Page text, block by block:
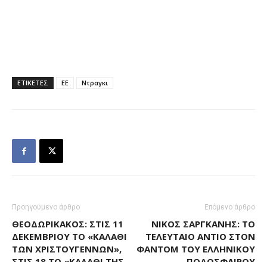
ΕΤΙΚΕΤΕΣ ΕΕ Ντραγκι
Προηγούμενο άρθρο
ΘΕΟΔΩΡΙΚΆΚΟΣ: ΣΤΙΣ 11
ΔΕΚΕΜΒΡΊΟΥ ΤΟ «ΚΑΛΆΘΙ
ΤΩΝ ΧΡΙΣΤΟΥΓΈΝΝΩΝ»,
Επόμενο άρθρο
ΝΊΚΟΣ ΣΑΡΓΚΆΝΗΣ: TΟ
ΤΕΛΕΥΤΑΊΟ ΑΝΤΊΟ ΣΤΟΝ
ΦΆΝΤΟΜ ΤΟΥ ΕΛΛΗΝΙΚΟΎ